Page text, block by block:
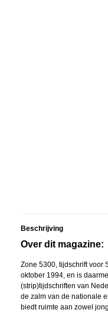
Beschrijving
Over dit magazine:
Zone 5300, tijdschrift voor
oktober 1994, en is
(strip)tijdschriften van
de zalm van de nationale
biedt ruimte aan zowel